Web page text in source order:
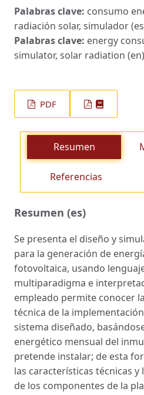
Palabras clave: consumo
radiación solar, simulador
Palabras clave: energy
simulator, solar radiation
PDF
Resumen
Referencias
Resumen (es)
Se presenta el diseño y
para la generación de
fotovoltaica, usando
multiparadigma e
empleado permite conocer
técnica de la
sistema diseñado,
energético mensual del
pretende instalar; de esta
las características técnicas
de los componentes de la